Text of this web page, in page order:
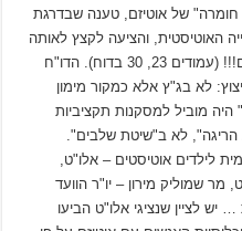
חומרה" של אוטיזם, טענה שבדרגת
האוטיסטית, והציעה לקצץ לאותה
אוכלוסייה בחצי את קצבת הנכות שלהם!!! (עמודים 23, 30 בדוח). הדו"ח
לא בג"ץ אלא כמקור מימון
היה מוביל למסקנות תקציביות
הריגה", לא ב"שיטת שלבים".
לילדים אוטיסטים – אלו"ט,
מר שמוליק מירון – יו"ר הוועד
יש לציין שנציגי אלו"ט הביעו